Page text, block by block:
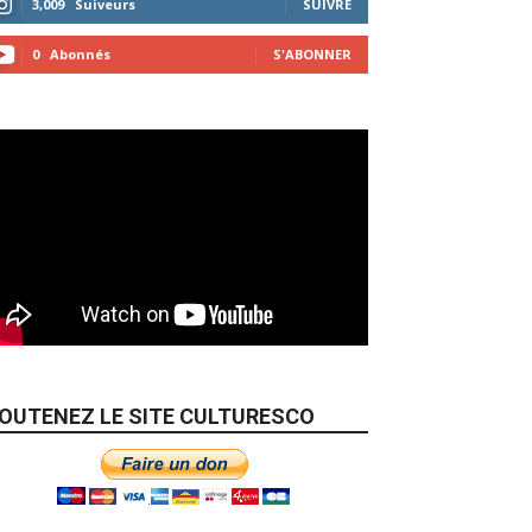
3,009 Suiveurs SUIVRE
0 Abonnés S'ABONNER
LE SITE CULTURESCO